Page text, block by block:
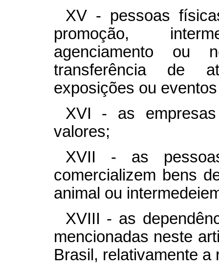
XV - pessoas
promoção,
agenciamento ou
transferência de
exposições ou
XVI - as
valores;
XVII - as
comercializem bens
animal ou
XVIII - as
mencionadas neste
Brasil, relativamente a